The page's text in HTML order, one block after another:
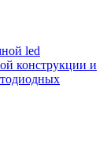
led
конструкции и